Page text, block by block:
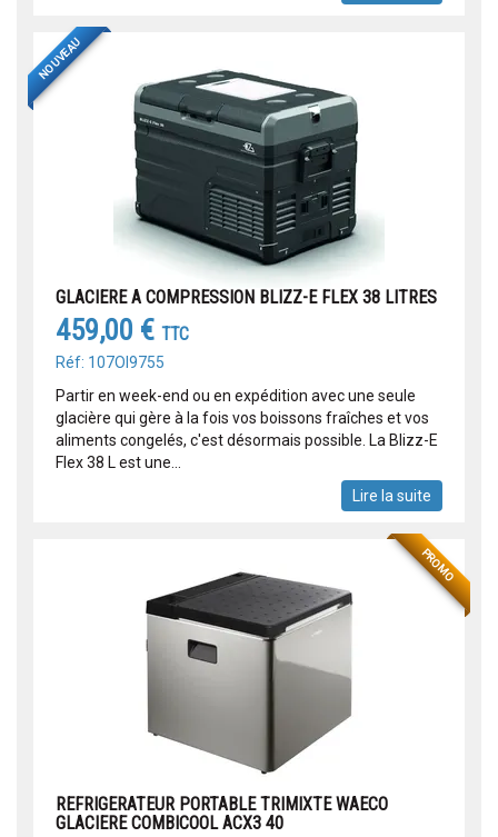
NOUVEAU
GLACIERE A COMPRESSION BLIZZ-E FLEX 38 LITRES
459,00 € TTC
Réf: 107OI9755
Partir en week-end ou en expédition avec une seule
glacière qui gère à la fois vos boissons fraîches et vos
aliments congelés, c'est désormais possible. La Blizz-E
Flex 38 L est une...
Lire la suite
PROMO
REFRIGERATEUR PORTABLE TRIMIXTE WAECO
GLACIERE COMBICOOL ACX3 40